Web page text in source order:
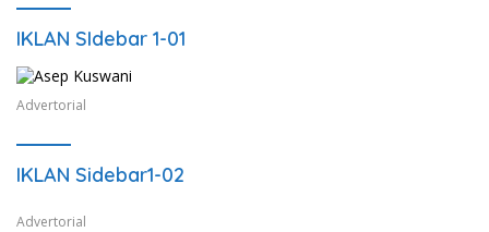
IKLAN SIdebar 1-01
Advertorial
IKLAN Sidebar1-02
Advertorial